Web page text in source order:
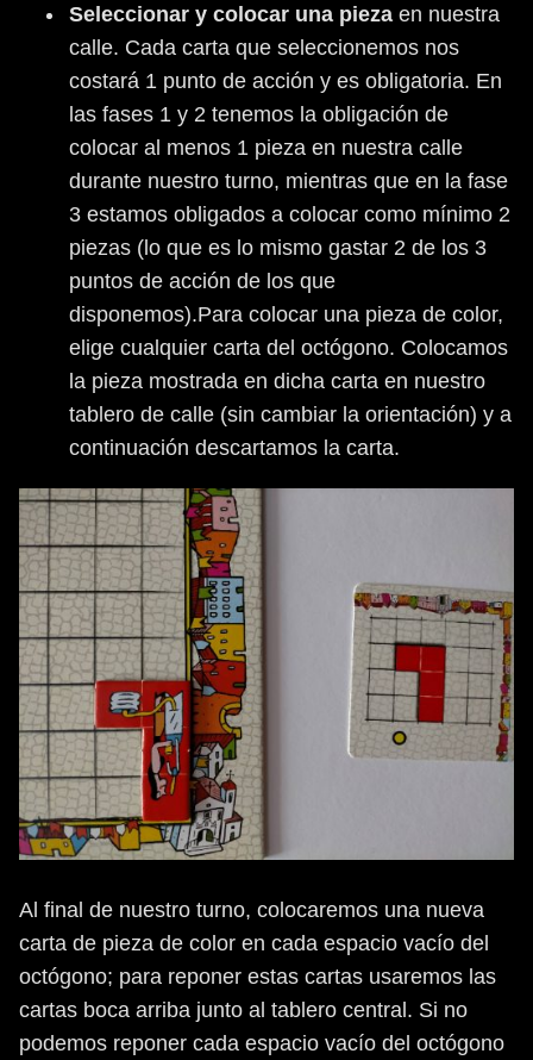
Seleccionar y colocar una pieza en nuestra
calle. Cada carta que seleccionemos nos
costará 1 punto de acción y es obligatoria. En
las fases 1 y 2 tenemos la obligación de
colocar al menos 1 pieza en nuestra calle
durante nuestro turno, mientras que en la fase
3 estamos obligados a colocar como mínimo 2
piezas (lo que es lo mismo gastar 2 de los 3
puntos de acción de los que
disponemos).Para colocar una pieza de color,
elige cualquier carta del octógono. Colocamos
la pieza mostrada en dicha carta en nuestro
tablero de calle (sin cambiar la orientación) y a
continuación descartamos la carta.
Al final de nuestro turno, colocaremos una nueva
carta de pieza de color en cada espacio vacío del
octógono; para reponer estas cartas usaremos las
cartas boca arriba junto al tablero central. Si no
podemos reponer cada espacio vacío del octógono